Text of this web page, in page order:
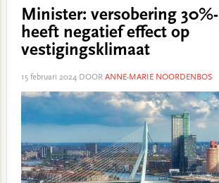
Minister: versobering
heeft negatief effect op
vestigingsklimaat
15 februari 2024DOOR ANNE-MARIE NOORDENBOS